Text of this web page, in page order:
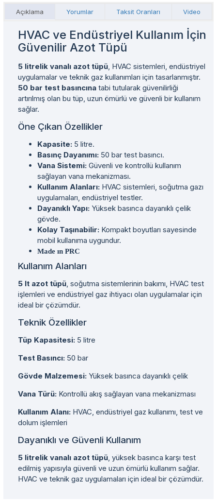
Açıklama Yorumlar Taksit Oranları Video
HVAC ve Endüstriyel Kullanım İçin
Güvenilir Azot Tüpü
5 litrelik vanalı azot tüpü, HVAC sistemleri, endüstriyel
uygulamalar ve teknik gaz kullanımları için tasarlanmıştır.
50 bar test basıncına tabi tutularak güvenilirliği
artırılmış olan bu tüp, uzun ömürlü ve güvenli bir kullanım
sağlar.
Öne Çıkan Özellikler
Kapasite: 5 litre.
Basınç Dayanımı: 50 bar test basıncı.
Vana Sistemi: Güvenli ve kontrollü kullanım
sağlayan vana mekanizması.
Kullanım Alanları: HVAC sistemleri, soğutma gazı
uygulamaları, endüstriyel testler.
Dayanıklı Yapı: Yüksek basınca dayanıklı çelik
gövde.
Kolay Taşınabilir: Kompakt boyutları sayesinde
mobil kullanıma uygundur.
Made ın PRC
Kullanım Alanları
5 lt azot tüpü, soğutma sistemlerinin bakımı, HVAC test
işlemleri ve endüstriyel gaz ihtiyacı olan uygulamalar için
ideal bir çözümdür.
Teknik Özellikler
Tüp Kapasitesi: 5 litre
Test Basıncı: 50 bar
Gövde Malzemesi: Yüksek basınca dayanıklı çelik
Vana Türü: Kontrollü akış sağlayan vana mekanizması
Kullanım Alanı: HVAC, endüstriyel gaz kullanımı, test ve
dolum işlemleri
Dayanıklı ve Güvenli Kullanım
5 litrelik vanalı azot tüpü, yüksek basınca karşı test
edilmiş yapısıyla güvenli ve uzun ömürlü kullanım sağlar.
HVAC ve teknik gaz uygulamaları için ideal bir çözümdür.